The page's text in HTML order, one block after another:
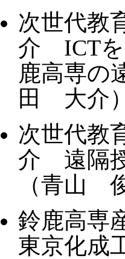
次世代教
介 ICTを
鹿高専の
田 大介
次世代教
介 遠隔
（青山
鈴鹿高専
東京化成